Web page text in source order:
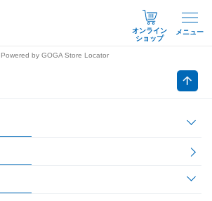
オンライン
ショップ
メニュー
Powered by GOGA Store Locator